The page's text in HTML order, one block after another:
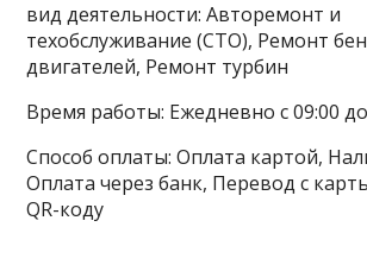
вид деятельности: Авторемонт и
техобслуживание (СТО), Ремонт
двигателей, Ремонт турбин
Время работы: Ежедневно с 09:00
Способ оплаты: Оплата картой,
Оплата через банк, Перевод с
QR-коду